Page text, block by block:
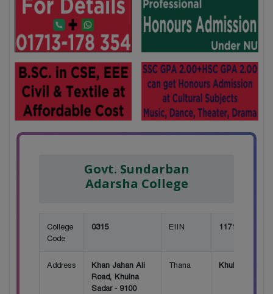
Govt. Sundarban
Adarsha College
College
Code
0315 EIIN 117167
Address
Khan Jahan Ali
Road, Khulna
Sadar - 9100
Thana Khulna Sadar